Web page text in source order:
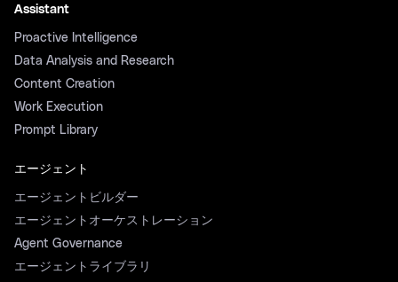
Assistant
Proactive Intelligence
Data Analysis and Research
Content Creation
Work Execution
Prompt Library
エージェント
エージェントビルダー
エージェントオーケストレーション
Agent Governance
エージェントライブラリ